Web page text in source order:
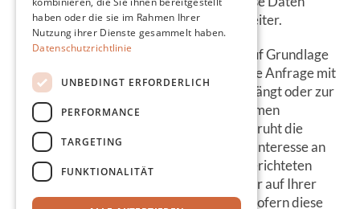
geben wir nicht ohne Ihre Einwilligung weiter.
Die Verarbeitung dieser Daten erfolgt auf Grundlage
von Art. 6 Abs. 1 lit. b DSGVO, sofern Ihre Anfrage mit
der Erfüllung eines Vertrags zusammenhängt oder zur
Durchführung vorvertraglicher Maßnahmen
erforderlich ist. In allen übrigen Fällen beruht die
Verarbeitung auf unserem berechtigten Interesse an
der effektiven Bearbeitung der an uns gerichteten
Anfragen (Art. 6 Abs. 1 lit. f DSGVO) oder auf Ihrer
Einwilligung (Art. 6 Abs. 1 lit. a DSGVO) sofern diese
haben oder die sie im Rahmen Ihrer
Nutzung ihrer Dienste gesammelt haben.
Datenschutzrichtlinie
UNBEDINGT ERFORDERLICH
PERFORMANCE
TARGETING
FUNKTIONALITÄT